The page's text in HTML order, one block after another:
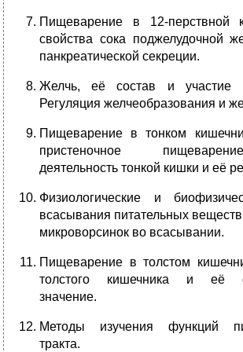
Пищеварение в 12-перствной
свойства сока поджелудочной
панкреатической секреции.
Желчь, её состав и участие
Регуляция желчеобразования и
Пищеварение в тонком
пристеночное
деятельность тонкой кишки и её
Физиологические и
всасывания питательных
микроворсинок во всасывании.
Пищеварение в толстом
толстого кишечника и её
значение.
Методы изучения функций
тракта.